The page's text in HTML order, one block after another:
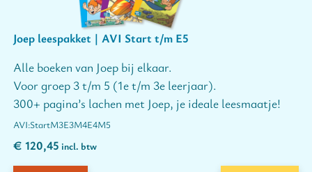
Joep leespakket | AVI Start t/m E5
Alle boeken van Joep bij elkaar.
Voor groep 3 t/m 5 (1e t/m 3e leerjaar).
300+ pagina’s lachen met Joep, je ideale leesmaatje!
StartM3E3M4E4M5
€ 120,45 incl. btw